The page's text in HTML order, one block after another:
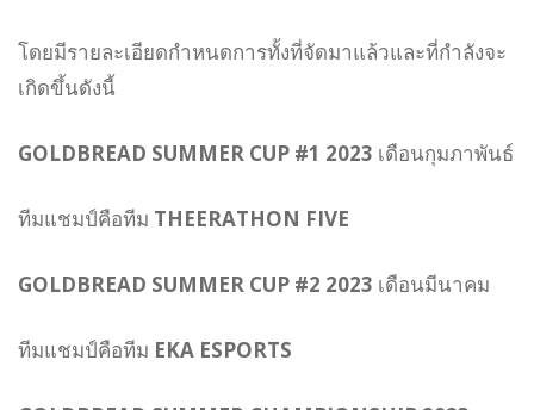
โดยมีรายละเอียดกำหนดการทั้งที่จัดมาแล้วและที่กำลังจะ
เกิดขึ้นดังนี้
GOLDBREAD SUMMER CUP #1 2023 เดือนกุมภาพันธ์
ทีมแชมป์คือทีม THEERATHON FIVE
GOLDBREAD SUMMER CUP #2 2023 เดือนมีนาคม
ทีมแชมป์คือทีม EKA ESPORTS